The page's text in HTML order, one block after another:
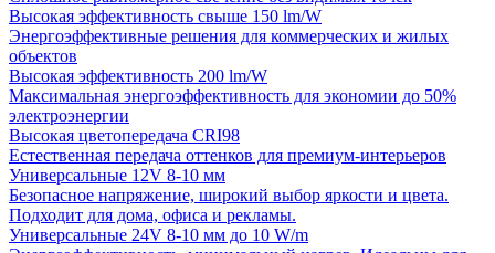
Высокая эффективность свыше 150 lm/W
Энергоэффективные решения для коммерческих и жилых
объектов
Высокая эффективность 200 lm/W
Максимальная энергоэффективность для экономии до 50%
электроэнергии
Высокая цветопередача CRI98
Естественная передача оттенков для премиум-интерьеров
Универсальные 12V 8-10 мм
Безопасное напряжение, широкий выбор яркости и цвета.
Подходит для дома, офиса и рекламы.
Универсальные 24V 8-10 мм до 10 W/m